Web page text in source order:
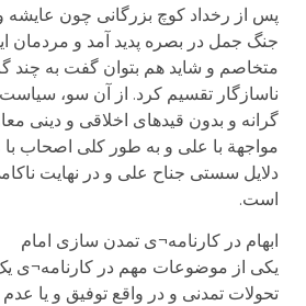
پس از رخداد کوچ بزرگانی چون عایشه
جنگ جمل در بصره پدید آمد و مردمان
متخاصم و شاید هم بتوان گفت به چند
ناسازگار تقسیم کرد. از آن سو، سیاست
گرانه و بدون قیدهای اخلاقی و دینی
مواجهة با علی و به طور کلی اصحاب با
دلایل سستی جناح علی و در نهایت
است.
ابهام در کارنامه¬ی تمدن سازی امام
یکی از موضوعات مهم در کارنامه¬ی
تحولات تمدنی و در واقع توفیق و یا